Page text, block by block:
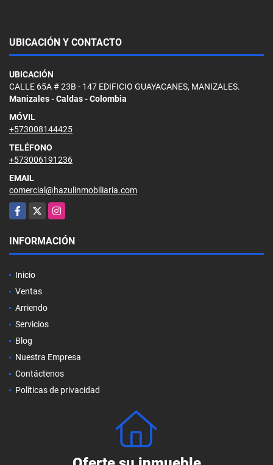
UBICACIÓN Y CONTACTO
UBICACIÓN
CALLE 65A # 23B - 147 EDIFICIO GUAYACANES, MANIZALES.
Manizales - Caldas - Colombia
MÓVIL
+573008144425
TELÉFONO
+573006191236
EMAIL
comercial@hazulinmobiliaria.com
Facebook
X Instagram
INFORMACIÓN
Inicio
Ventas
Arriendo
Servicios
Blog
Nuestra Empresa
Contáctenos
Políticas de privacidad